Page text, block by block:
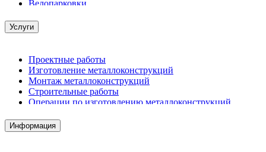
Велопарковки
Услуги
Проектные работы
Изготовление металлоконструкций
Монтаж металлоконструкций
Строительные работы
Операции по изготовлению металлоконструкций
Комплектация металлопроката
Изготовление винтовых свай
Информация